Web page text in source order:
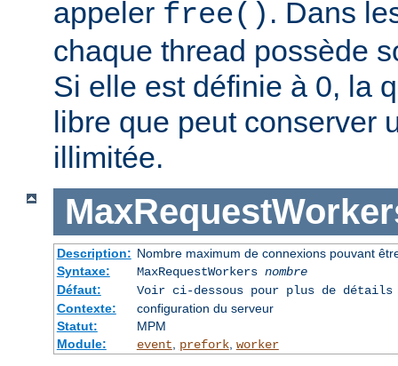
appeler free() . Dans
chaque thread possède
Si elle est définie à 0, la
libre que peut conserver
illimitée.
Description: Nombre maximum de connexions pouvant
Syntaxe:
MaxRequestWorkers nombre
Défaut:
Voir ci-dessous pour plus de détails
Contexte:
configuration du serveur
Statut:
MPM
Module:
event prefork, worker